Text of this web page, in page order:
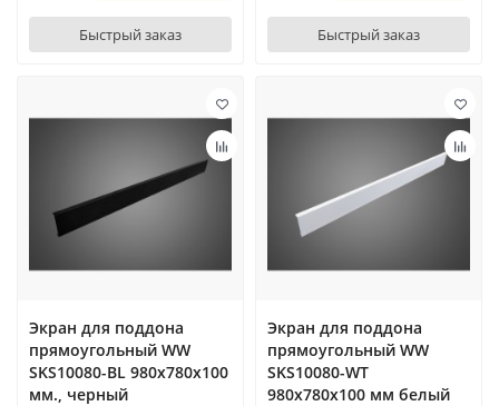
Быстрый заказ Быстрый заказ
Экран для поддона
прямоугольный WW
SKS10080-BL 980х780х100
мм., черный
Экран для поддона
прямоугольный WW
SKS10080-WT
980х780х100 мм белый